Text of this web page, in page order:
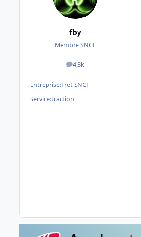
fby
Membre SNCF
4,8k
messages
Entreprise:Fret SNCF
Service:traction